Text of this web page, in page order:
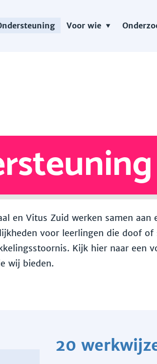
Voor wie
en Vitus Zuid werken samen aan
voor leerlingen die doof of
Kijk hier naar een
wij bieden.
20